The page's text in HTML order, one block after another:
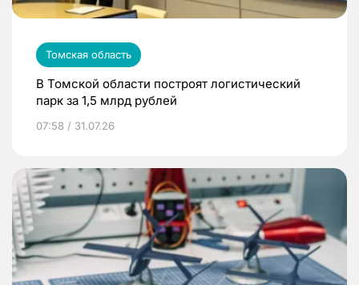
Томская область
В Томской области построят логистический
парк за 1,5 млрд рублей
07:58 / 31.07.26